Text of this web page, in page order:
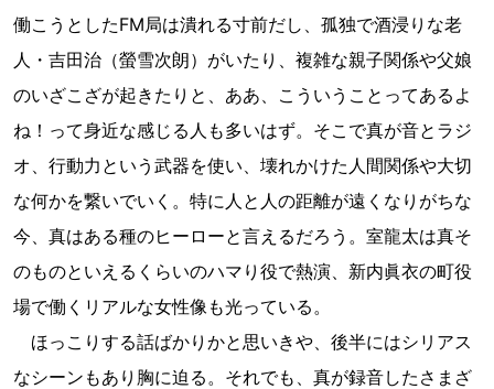
働こうとしたFM局は潰れる寸前だし、孤独で酒浸りな老
人・吉田治（螢雪次朗）がいたり、複雑な親子関係や父娘
のいざこざが起きたりと、ああ、こういうことってあるよ
ね！って身近な感じる人も多いはず。そこで真が音とラジ
オ、行動力という武器を使い、壊れかけた人間関係や大切
な何かを繋いでいく。特に人と人の距離が遠くなりがちな
今、真はある種のヒーローと言えるだろう。室龍太は真そ
のものといえるくらいのハマり役で熱演、新内眞衣の町役
場で働くリアルな女性像も光っている。
ほっこりする話ばかりかと思いきや、後半にはシリアス
なシーンもあり胸に迫る。それでも、真が録音したさまざ